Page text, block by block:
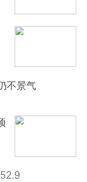
不景气